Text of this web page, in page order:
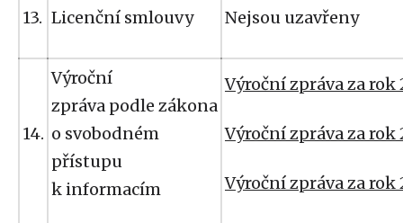
13. Licenční smlouvy Nejsou uzavřeny
14.
Výroční
zpráva podle zákona
o svobodném
přístupu
k informacím
Výroční zpráva za rok
Výroční zpráva za rok
Výroční zpráva za rok